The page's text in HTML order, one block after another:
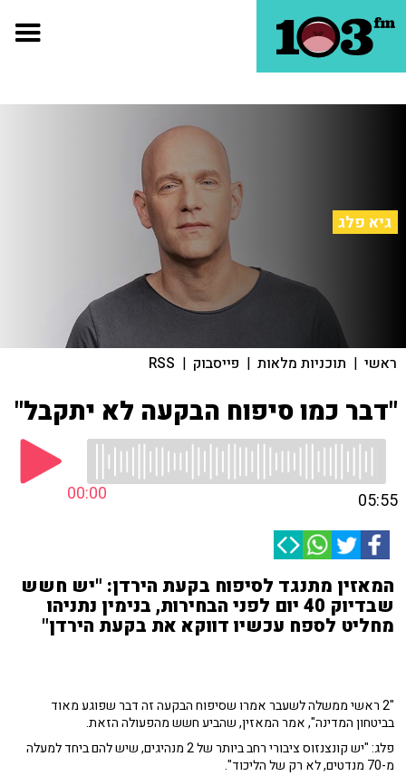
גיא פלג
ראשי | תוכניות מלאות | פייסבוק |
RSS
"דבר כמו סיפוח הבקעה לא יתקבל"
00:00 05:55
המאזין מתנגד לסיפוח בקעת הירדן: "יש חשש
שבדיוק 40 יום לפני הבחירות, בנימין נתניהו
מחליט לספח עכשיו דווקא את בקעת הירדן"
"2 ראשי ממשלה לשעבר אמרו שסיפוח הבקעה זה דבר שפוגע מאוד
בביטחון המדינה", אמר המאזין, שהביע חשש מהפעולה הזאת.
פלג: "יש קונצנזוס ציבורי רחב ביותר של 2 מנהיגים, שיש להם ביחד למעלה
מ-70 מנדטים, לא רק של הליכוד".